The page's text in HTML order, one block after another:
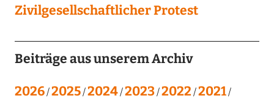
Zivilgesellschaftlicher Protest
Beiträge aus unserem Archiv
2026 2025 2024 2023 2022 2021